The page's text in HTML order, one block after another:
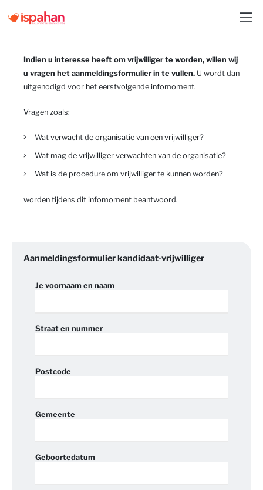
Indien u interesse heeft om vrijwilliger te worden, willen wij
u vragen het aanmeldingsformulier in te vullen. U wordt dan
uitgenodigd voor het eerstvolgende infomoment.
Vragen zoals:
Wat verwacht de organisatie van een vrijwilliger?
Wat mag de vrijwilliger verwachten van de organisatie?
Wat is de procedure om vrijwilliger te kunnen worden?
worden tijdens dit infomoment beantwoord.
Aanmeldingsformulier kandidaat-vrijwilliger
Je voornaam en naam
Straat en nummer
Postcode
Gemeente
Geboortedatum